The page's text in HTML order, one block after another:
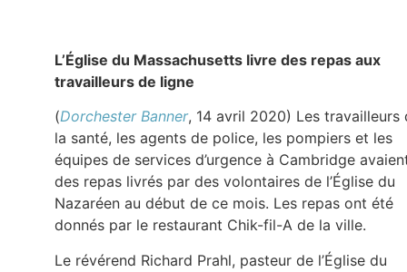
L’Église du Massachusetts livre des repas aux
travailleurs de ligne
(Dorchester Banner, 14 avril 2020) Les travailleurs
la santé, les agents de police, les pompiers et les
équipes de services d’urgence à Cambridge
des repas livrés par des volontaires de l’Église du
Nazaréen au début de ce mois. Les repas ont été
donnés par le restaurant Chik-fil-A de la ville.
Le révérend Richard Prahl, pasteur de l’Église du